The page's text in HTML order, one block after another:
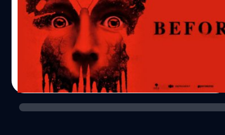
หนังใหม่เตรียมเข้าสัปดาห์นี้มีหนังสยองขวัญเข้ามาอีกเรื่อง
สำหรับ Before I Wake หรือ ตื่นแล้วเป็น หลับแล้วตาย ที่ชื่อ
เรื่องชวนให้นึกไปถึงหนังอีกสองเรื่องคือ Awake หลับเป็น ตื่น
ตาย กับ Before I Go To Sleep หลับ ลืม ตื่น ตาย คาดว่าคน
ตั้งชื่อไทยคงหากินวนๆอยู่แนวนี้นี่เอง
ธนพล น้อยชูชื่น| 3765 days ago
Read More